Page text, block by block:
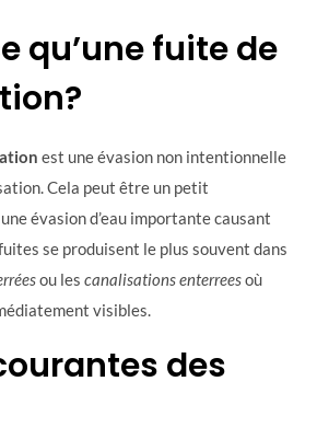
qu’une fuite de
est une évasion non intentionnelle
Cela peut être un petit
évasion d’eau importante causant
se produisent le plus souvent dans
ou les canalisations enterreesoù
visibles.
des